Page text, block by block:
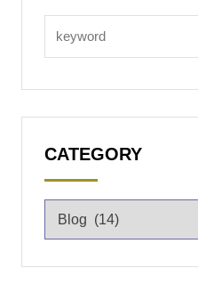
CATEGORY